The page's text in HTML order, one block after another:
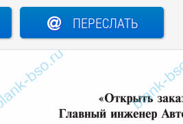
ПЕРЕСЛАТЬ